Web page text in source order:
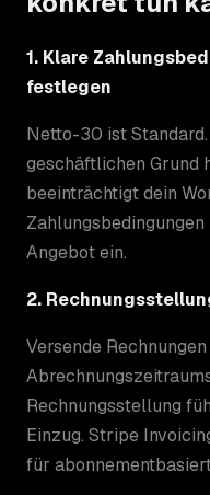
1. Klare
festlegen
Netto-30 ist
geschäftlichen Grund
beeinträchtigt dein
Angebot ein.
2.
Versende
Rechnungsstellung
Einzug. Stripe
für